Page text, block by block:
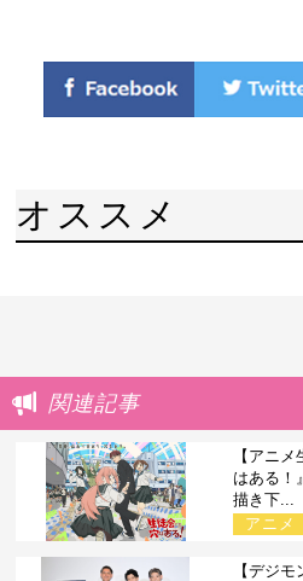
オススメ
関連記事
【アニ
はある！
描き下...
アニメ
【デジ